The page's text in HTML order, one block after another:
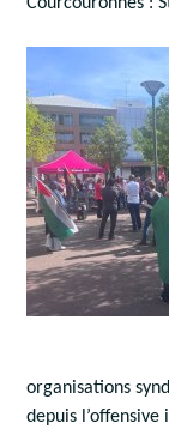
organisations
depuis l’offensive